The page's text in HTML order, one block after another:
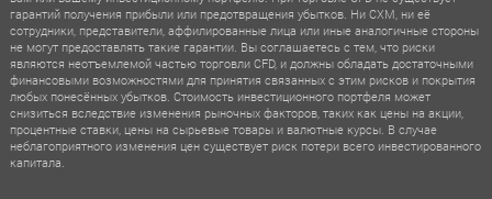
гарантий получения прибыли или предотвращения убытков. Ни CXM, ни её
сотрудники, представители, аффилированные лица или иные аналогичные стороны
не могут предоставлять такие гарантии. Вы соглашаетесь с тем, что риски
являются неотъемлемой частью торговли CFD, и должны обладать достаточными
финансовыми возможностями для принятия связанных с этим рисков и покрытия
любых понесённых убытков. Стоимость инвестиционного портфеля может
снизиться вследствие изменения рыночных факторов, таких как цены на акции,
процентные ставки, цены на сырьевые товары и валютные курсы. В случае
неблагоприятного изменения цен существует риск потери всего инвестированного
капитала.